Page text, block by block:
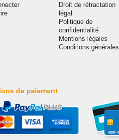
Droit de rétractation
légal
Politique de
confidentialité
Mentions légales
Conditions générales
de paiement